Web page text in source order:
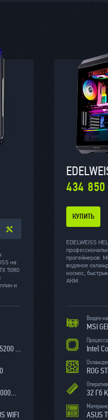
на
5080
и
AMD Ryzen 7 9800X3D 4700/5200 МГц
32 Гб Kingston Hyperx Fury 6000МГц
WIFI
434 850
КУПИТЬ
EDELWEISS
прогеймеров.
водяное
космос,
АКМ.
Видео-
Intel
ROG